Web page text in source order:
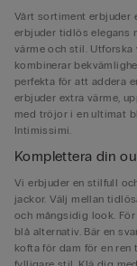
Vårt sortiment erbjuder
erbjuder tidlös elegans
värme och stil.
kombinerar
perfekta för att addera
erbjuder extra värme,
med tröjor i en ultimat
Intimissimi.
Komplettera din
Vi erbjuder en stilfull
jackor. Välj mellan
och mångsidig look.
blå alternativ. Bär en
kofta för dam för en ren